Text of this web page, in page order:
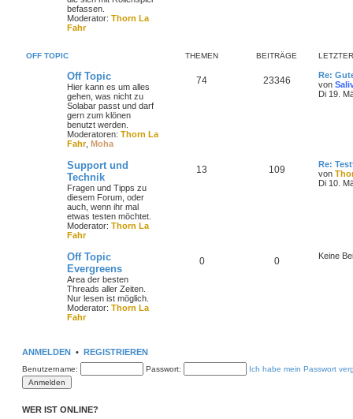
befassen.
Moderator: Thorn La
Fahr
OFF TOPIC THEMEN BEITRÄGE
Off Topic
Hier kann es um alles
gehen, was nicht zu
Solabar passt und darf
gern zum klönen
benutzt werden.
Moderatoren: Thorn La
Fahr, Moha
74 23346
Re:
von
Di 19.
Support und
Technik
Fragen und Tipps zu
diesem Forum, oder
auch, wenn ihr mal
etwas testen möchtet.
Moderator: Thorn La
Fahr
13 109
Re:
von
Di 10.
Off Topic
Evergreens
Area der besten
Threads aller Zeiten.
Nur lesen ist möglich.
Moderator: Thorn La
Fahr
0 0 Keine
ANMELDEN • REGISTRIEREN
Benutzername: Passwort: Ich habe mein Passwort
WER IST ONLINE?